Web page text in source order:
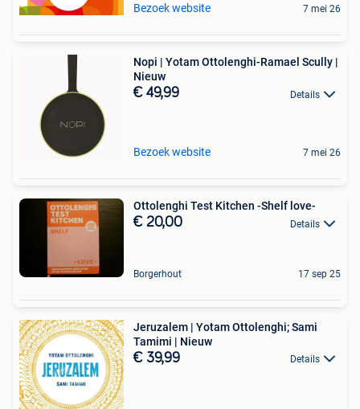
Bezoek website 7 mei 26
Nopi | Yotam Ottolenghi-Ramael Scully |
Nieuw
€ 49,99 Details
Bezoek website 7 mei 26
Ottolenghi Test Kitchen -Shelf love-
€ 20,00 Details
Borgerhout 17 sep 25
Jeruzalem | Yotam Ottolenghi; Sami
Tamimi | Nieuw
€ 39,99 Details